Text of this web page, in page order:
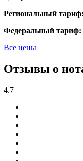
Региональный тариф:
Федеральный тариф:
Все цены
Отзывы о
4.7